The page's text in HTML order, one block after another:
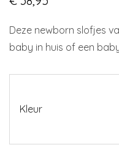
Deze newborn slofjes
baby in huis of een
Kleur